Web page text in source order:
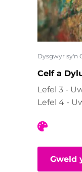
Dysgwyr sy'n
Celf a
Lefel 3 -
Lefel 4 -
Gweld